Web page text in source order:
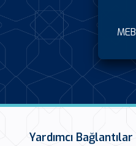
Yardımcı Bağlantılar